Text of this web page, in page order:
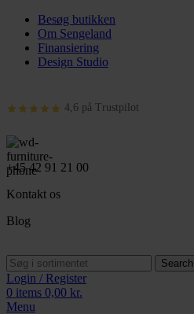
Besøg butikken
Om Sengeland
Finansiering
Design Studio
4,6 på Trustpilot
+45 42 91 21 00
Kontakt os
Blog
Search
Login / Register
0 items 0,00 kr.
Menu